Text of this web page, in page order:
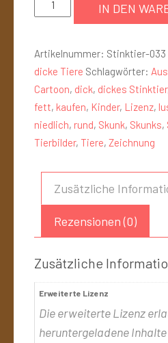
IN DEN
Artikelnummer: Stinktier-033
dicke Tiere Schlagwörter:
Cartoon, dick, dickes Stinktier
fett, kaufen, Kinder, Lizenz,
niedlich, rund, Skunk, Skunks,
Tierbilder, Tiere, Zeichnung
Zusätzliche
Rezensionen (0)
Zusätzliche
Erweiterte Lizenz
Die erweiterte Lizenz
heruntergeladene